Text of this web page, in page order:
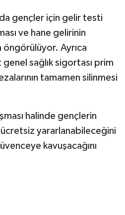
gençler için gelir testi
ve hane gelirinin
öngörülüyor. Ayrıca
sağlık sigortası prim
tamamen silinmesi
halinde gençlerin
yararlanabileceğini
kavuşacağını